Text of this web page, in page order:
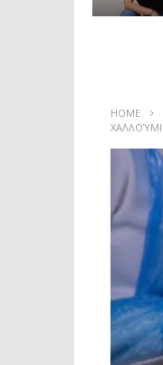
HOME
ΧΑΛΛΟΎΜΙ